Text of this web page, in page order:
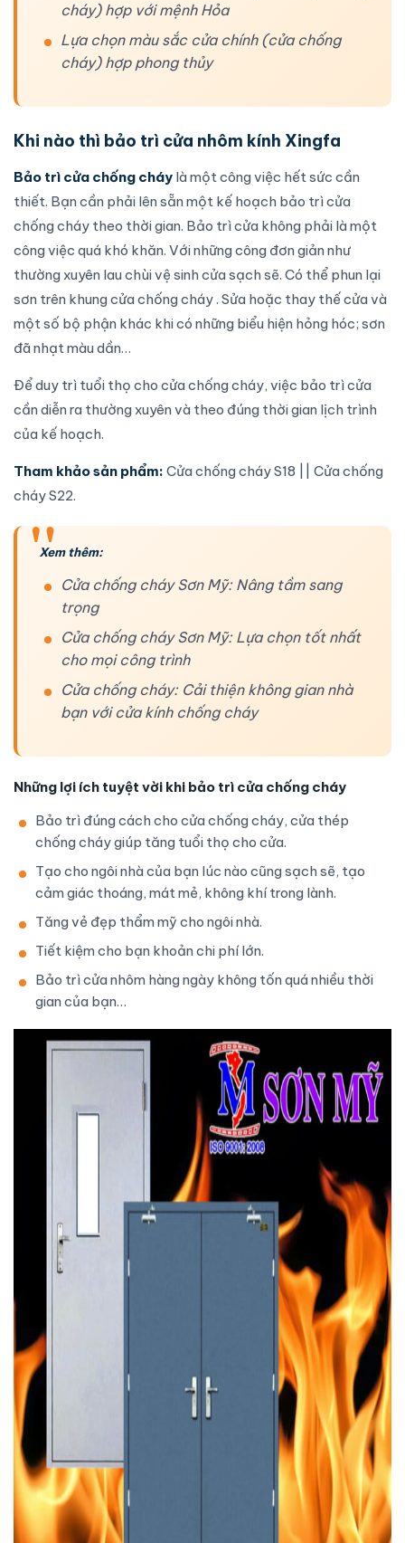
cháy) hợp với mệnh Hỏa
Lựa chọn màu sắc cửa chính (cửa chống
cháy) hợp phong thủy
Khi nào thì bảo trì cửa nhôm kính Xingfa
Bảo trì cửa chống cháy là một công việc hết sức cần
thiết. Bạn cần phải lên sẵn một kế hoạch bảo trìcửa
chống cháy theo thời gian. Bảo trì cửa không phải là một
công việc quá khó khăn. Với những công đơn giản như
thường xuyên lau chùi vệ sinh cửa sạch sẽ. Có thể phun lại
sơn trên khung cửa chống cháy. Sửa hoặc thay thế cửa và
một số bộ phận khác khi có những biểu hiện hỏng hóc; sơn
đã nhạt màu dần…
Để duy trì tuổi thọ cho cửa chống cháy, việc bảo trì cửa
cần diễn ra thường xuyên và theo đúng thời gian lịch trình
của kế hoạch.
Tham khảo sản phẩm: Cửa chống cháy S18
Cửa chống
cháy S22.
Xem thêm:
Cửa chống cháy Sơn Mỹ: Nâng tầm sang
trọng
Cửa chống cháy Sơn Mỹ: Lựa chọn tốt nhất
cho mọi công trình
Cửa chống cháy: Cải thiện không gian nhà
bạn với cửa kính chống cháy
Những lợi ích tuyệt vời khi bảo trì cửa chống cháy
Bảo trì đúng cách cho cửa chống cháy, cửa thép
chống cháygiúp tăng tuổi thọ cho cửa.
Tạo cho ngôi nhà của bạn lúc nào cũng sạch sẽ, tạo
cảm giác thoáng, mát mẻ, không khí trong lành.
Tăng vẻ đẹp thẩm mỹ cho ngôi nhà.
Tiết kiệm cho bạn khoản chi phí lớn.
Bảo trì cửa nhôm hàng ngày không tốn quá nhiều thời
gian của bạn…